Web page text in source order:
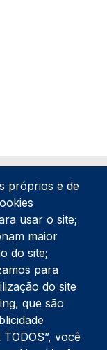
próprios e de
usar o site;
maior
do site;
para
do site
que são
você